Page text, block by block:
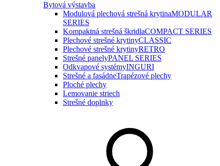
Bytová výstavba
Modulová plechová strešná krytinaMODULAR
SERIES
Kompaktná strešná škridlaCOMPACT SERIES
Plechové strešné krytinyCLASSIC
Plechové strešné krytinyRETRO
Strešné panelyPANEL SERIES
Odkvapové systémyINGURI
Strešné a fasádneTrapézové plechy
Ploché plechy
Lemovanie striech
Strešné doplnky